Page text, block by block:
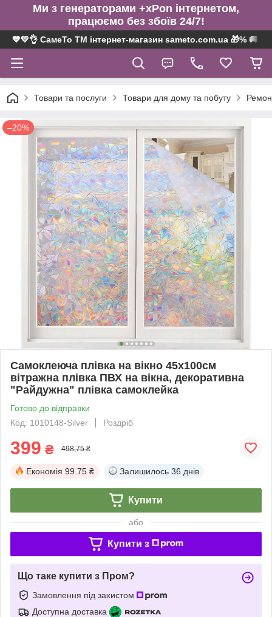
Ми з генераторами +xPon інтернетом,
працюємо без збоїв 24/7!
💙💛👌 СамеТо ТМ інтернет-магазин sameto.com.ua 🎁% 🚚 ⤵
Товари та послуги Товари для дому та побуту
–20%
Самоклеюча плівка на вікно 45х100см
вітражна плівка ПВХ на вікна, декоративна
"Райдужна" плівка самоклейка
Готово до відправки
Код: 1010148-Silver
Роздріб
399 ₴ 498,75 ₴
Економія 99.75 ₴ Залишилось 36 днів
Купити
або
Купити з
Що таке купити з Пром?
Замовлення під захистом
Доступна доставка